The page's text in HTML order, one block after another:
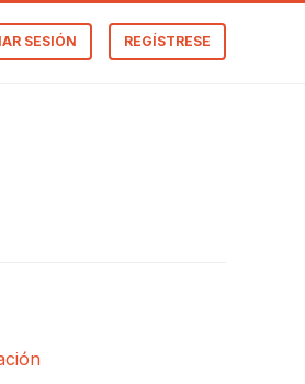
SESIÓN REGÍSTRESE